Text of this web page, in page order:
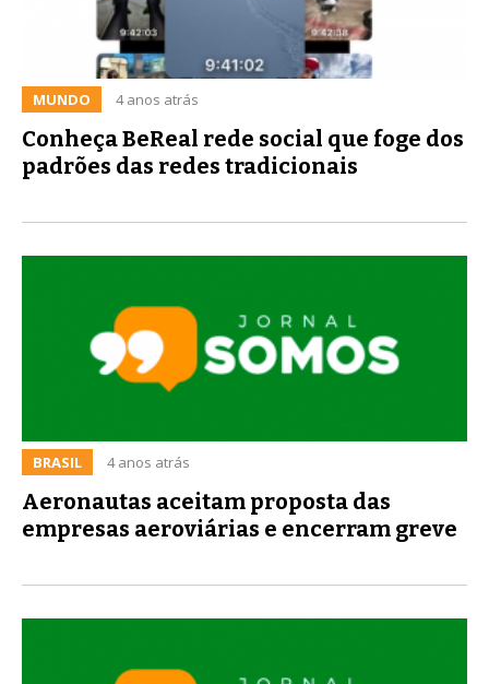
MUNDO 4 anos atrás
Conheça BeReal rede social que foge dos
padrões das redes tradicionais
BRASIL 4 anos atrás
Aeronautas aceitam proposta das
empresas aeroviárias e encerram greve